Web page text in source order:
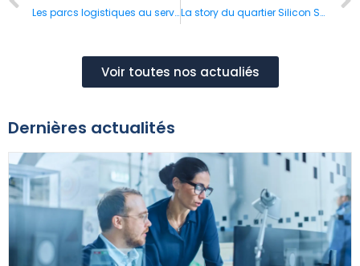
Les parcs logistiques au service de la supply-chain 4.0 et de la nouvelle logistique urbaine La story du quartier Silicon Sentier à Paris
Voir toutes nos actualiés
Dernières actualités